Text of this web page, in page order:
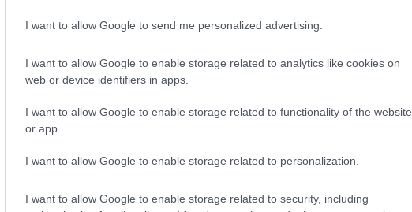
I want to allow Google to send me personalized advertising.
I want to allow Google to enable storage related to analytics like cookies on
web or device identifiers in apps.
I want to allow Google to enable storage related to functionality of the website
or app.
I want to allow Google to enable storage related to personalization.
I want to allow Google to enable storage related to security, including
ezeken a fotókon már
fel sem ismernénk őket
az köszöni, minden próbát kiáll? 1997-ben a
lounge-ban. Míg David játékostársai a
hogy a kedves mosolyú focista (igen, ő volt